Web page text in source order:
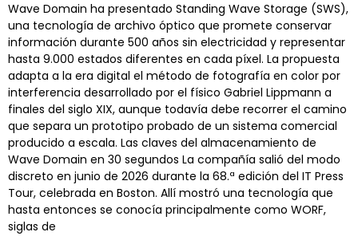
Wave Domain ha presentado Standing Wave Storage (SWS),
una tecnología de archivo óptico que promete conservar
información durante 500 años sin electricidad y representar
hasta 9.000 estados diferentes en cada píxel. La propuesta
adapta a la era digital el método de fotografía en color por
interferencia desarrollado por el físico Gabriel Lippmann a
finales del siglo XIX, aunque todavía debe recorrer el camino
que separa un prototipo probado de un sistema comercial
producido a escala. Las claves del almacenamiento de
Wave Domain en 30 segundos La compañía salió del modo
discreto en junio de 2026 durante la 68.ª edición del IT Press
Tour, celebrada en Boston. Allí mostró una tecnología que
hasta entonces se conocía principalmente como WORF,
siglas de